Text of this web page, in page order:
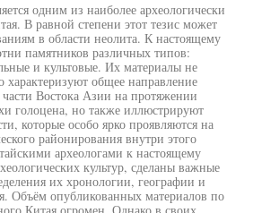
одним из наиболее археологически
В равной степени этот тезис может
в области неолита. К настоящему
памятников различных типов:
и культовые. Их материалы не
характеризуют общее направление
части Востока Азии на протяжении
голоцена, но также иллюстрируют
которые особо ярко проявляются на
районирования внутри этого
археологами к настоящему
культур, сделаны важные
их хронологии, географии и
Объём опубликованных материалов по